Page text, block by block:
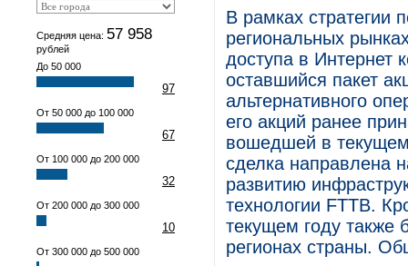
Средняя цена: 57 958
рублей
До 50 000
97
От 50 000 до 100 000
67
От 100 000 до 200 000
32
От 200 000 до 300 000
10
От 300 000 до 500 000
В рамках стратегии
региональных
доступа в Интернет
оставшийся пакет
альтернативного
его акций ранее
вошедшей в
сделка направлена
развитию
технологии FTTB.
текущем году также
регионах страны.